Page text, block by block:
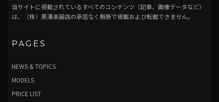
当サイトに掲載されているすべてのコンテンツ（記事、画像データなど）
は、（株）黒澤楽器店の承諾なく無断で掲載および転載できません。
PAGES
NEWS & TOPICS
MODELS
PRICE LIST